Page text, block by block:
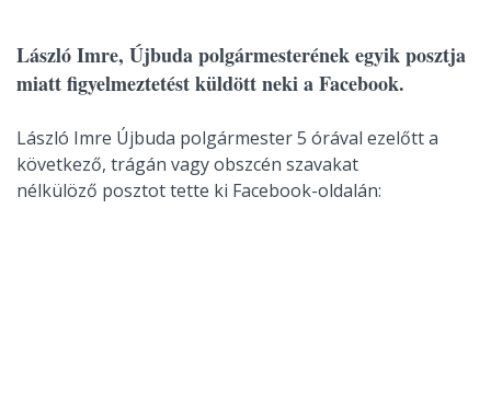
László Imre, Újbuda polgármesterének egyik posztja
miatt figyelmeztetést küldött neki a Facebook.
László Imre Újbuda polgármester 5 órával ezelőtt a
következő, trágán vagy obszcén szavakat
nélkülöző posztot tette ki Facebook-oldalán: